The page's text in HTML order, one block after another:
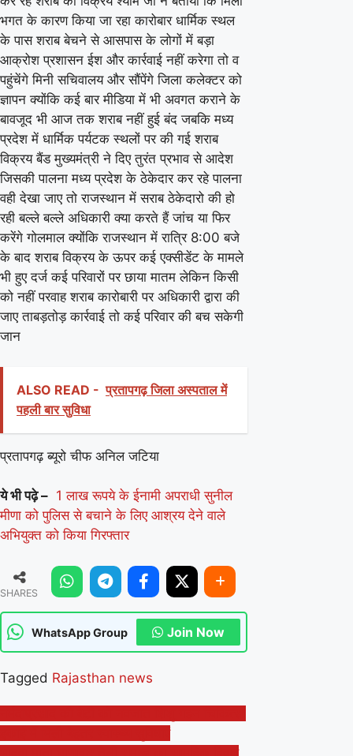
जा
रही
शराब
भगत के कारण किया जा रहा कारोबार धार्मिक स्थल
के पास शराब बेचने से आसपास के लोगों में बड़ा
आक्रोश प्रशासन ईश और कार्रवाई नहीं करेगा तो व
पहुंचेंगे मिनी सचिवालय और सौंपेंगे जिला कलेक्टर को
ज्ञापन क्योंकि कई बार मीडिया में भी अवगत कराने के
बावजूद भी आज तक शराब नहीं हुई बंद जबकि मध्य
प्रदेश में धार्मिक पर्यटक स्थलों पर की गई शराब
विक्रय बैंड मुख्यमंत्री ने दिए तुरंत प्रभाव से आदेश
जिसकी पालना मध्य प्रदेश के ठेकेदार कर रहे पालना
वही देखा जाए तो राजस्थान में सराब ठेकेदारो की हो
रही बल्ले बल्ले अधिकारी क्या करते हैं जांच या फिर
करेंगे गोलमाल क्योंकि राजस्थान में रात्रि 8:00 बजे
के बाद शराब विक्रय के ऊपर कई एक्सीडेंट के मामले
भी हुए दर्ज कई परिवारों पर छाया मातम लेकिन किसी
को नहीं परवाह शराब कारोबारी पर अधिकारी द्वारा की
जाए ताबड़तोड़ कार्रवाई तो कई परिवार की बच सकेगी
जान
ALSO READ - प्रतापगढ़ जिला अस्पताल में
पहली बार सुविधा
प्रतापगढ़ ब्यूरो चीफ अनिल जटिया
ये भी पढ़े – 1 लाख रूपये के ईनामी अपराधी सुनील
मीणा को पुलिस से बचाने के लिए आश्रय देने वाले
अभियुक्त को किया गिरफ्तार
SHARES
WhatsApp Group Join Now
Tagged Rajasthan news
Post